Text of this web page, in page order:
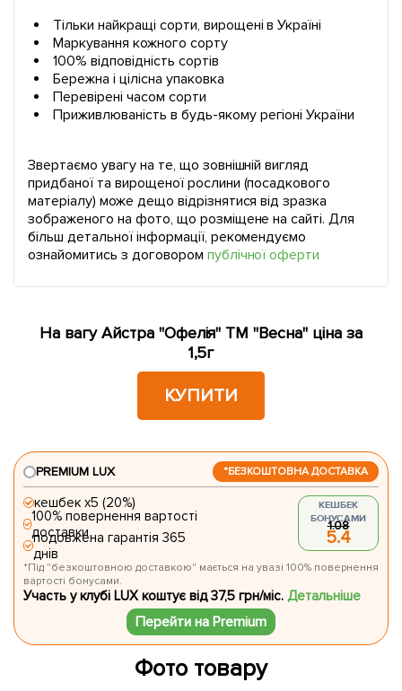
Тільки найкращі сорти, вирощені в Україні
Маркування кожного сорту
100% відповідність сортів
Бережна і цілісна упаковка
Перевірені часом сорти
Приживлюваність в будь-якому регіоні України
Звертаємо увагу на те, що зовнішній вигляд
придбаної та вирощеної рослини (посадкового
матеріалу) може дещо відрізнятися від зразка
зображеного на фото, що розміщене на сайті. Для
більш детальної інформації, рекомендуємо
ознайомитись з договором публічної оферти
На вагу Айстра "Офелія" ТМ "Весна" ціна за
1,5г
КУПИТИ
*БЕЗКОШТОВНА ДОСТАВКА
PREMIUM LUX
кешбек х5 (20%)
100% повернення вартості
доставки
подовжена гарантія 365
днів
КЕШБЕК
БОНУСАМИ
1.08
5.4
*Під "безкоштовною доставкою" мається на увазі 100% повернення
вартості бонусами.
Участь у клубі LUX коштує від 37,5 грн/міс.Детальніше
Перейти на Premium
Фото товару